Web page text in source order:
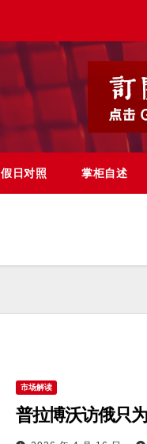
假日对照 掌柜自述
市场解读
普拉博沃访俄只